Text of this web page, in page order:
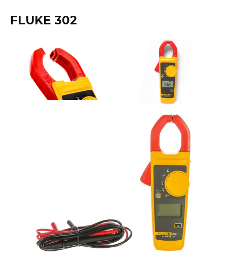
FLUKE 302